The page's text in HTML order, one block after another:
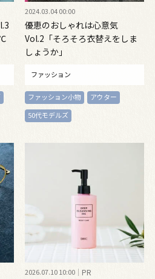
2024.03.04 00:00
優恵のおしゃれは心意気
Vol.2「そろそろ衣替えをしま
しょうか」
ファッション
ファッション小物
アウター
50代モデルズ
2026.07.10 10:00 PR